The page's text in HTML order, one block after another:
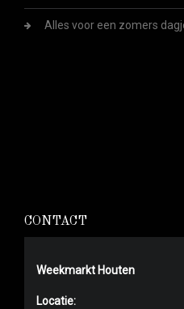
Alles voor een zomers
CONTACT
Weekmarkt Houten
Locatie: